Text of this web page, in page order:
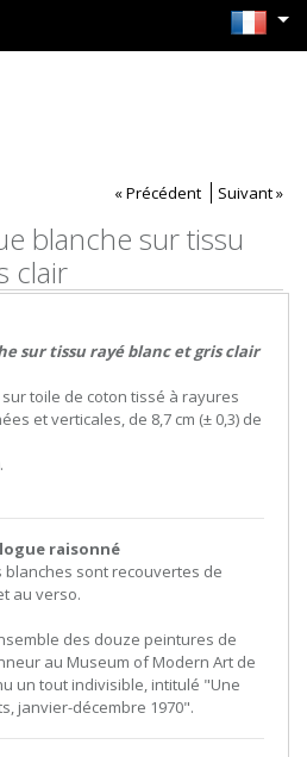
« Précédent Suivant »
blanche sur tissu
clair
sur tissu rayé blanc et gris clair
toile de coton tissé à rayures
et verticales, de 8,7 cm (± 0,3) de
raisonné
sont recouvertes de
au verso.
des douze peintures de
au Museum of Modern Art de
un tout indivisible, intitulé "Une
janvier-décembre 1970".